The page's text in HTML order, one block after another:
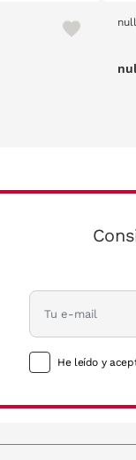
null
He leído y